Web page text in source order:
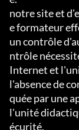
notre site et
e formateur
un contrôle
ntrôle
Internet et
l'absence de
quée par une
l'unité
écurité.